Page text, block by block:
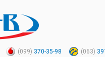
(099) 370-35-98 (063)